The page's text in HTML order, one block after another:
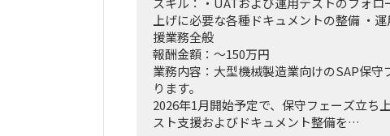
上げに必要な各種ドキュメントの整備 ・
援業務全般
報酬金額：～150万円
業務内容：大型機械製造業向けのSAP保守
ります。
2026年1月開始予定で、保守フェーズ立ち
スト支援およびドキュメント整備を